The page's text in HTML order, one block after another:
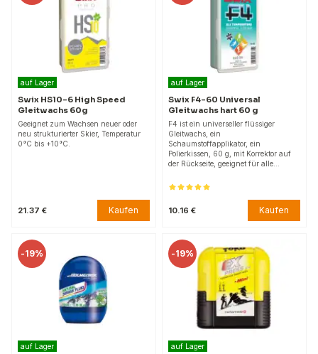
auf Lager
Swix HS10-6 High Speed
Gleitwachs 60g
Geeignet zum Wachsen neuer oder
neu strukturierter Skier, Temperatur
0°C bis +10°C.
21.37 € Kaufen
auf Lager
Swix F4-60 Universal
Gleitwachs hart 60 g
F4 ist ein universeller flüssiger
Gleitwachs, ein
Schaumstoffapplikator, ein
Polierkissen, 60 g, mit Korrektor auf
der Rückseite, geeignet für alle…
10.16 € Kaufen
-19%
auf Lager
-19%
auf Lager